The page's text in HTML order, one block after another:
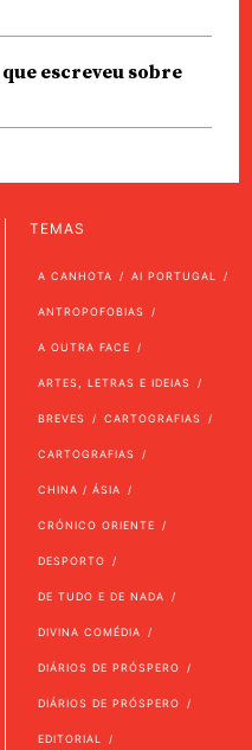
escreveu sobre
TEMAS
A CANHOTA AI PORTUGAL
ANTROPOFOBIAS
A OUTRA FACE
ARTES, LETRAS E IDEIAS
BREVES CARTOGRAFIAS
CARTOGRAFIAS
CHINA / ÁSIA
CRÓNICO ORIENTE
DESPORTO
DE TUDO E DE NADA
DIVINA COMÉDIA
DIÁRIOS DE PRÓSPERO
DIÁRIOS DE PRÓSPERO
EDITORIAL